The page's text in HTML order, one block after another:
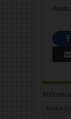
Atzīmēti
PAULA